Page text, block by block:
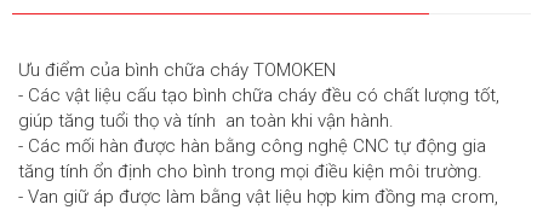
Ưu điểm của bình chữa cháy TOMOKEN
- Các vật liệu cấu tạo bình chữa cháy đều có chất lượng tốt,
giúp tăng tuổi thọ và tính an toàn khi vận hành.
- Các mối hàn được hàn bằng công nghệ CNC tự động gia
tăng tính ổn định cho bình trong mọi điều kiện môi trường.
- Van giữ áp được làm bằng vật liệu hợp kim đồng mạ crom,